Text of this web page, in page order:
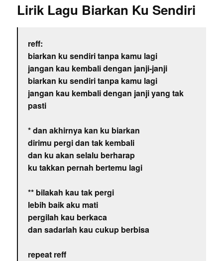
Lirik Lagu Biarkan Ku Sendiri
reff:
biarkan ku sendiri tanpa kamu lagi
jangan kau kembali dengan janji-janji
biarkan ku sendiri tanpa kamu lagi
jangan kau kembali dengan janji yang tak
pasti
* dan akhirnya kan ku biarkan
dirimu pergi dan tak kembali
dan ku akan selalu berharap
ku takkan pernah bertemu lagi
** bilakah kau tak pergi
lebih baik aku mati
pergilah kau berkaca
dan sadarlah kau cukup berbisa
repeat reff